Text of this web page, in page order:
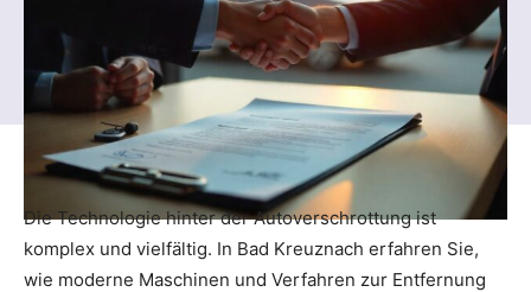
Die Technologie hinter der Autoverschrottung ist
komplex und vielfältig. In Bad Kreuznach erfahren Sie,
wie moderne Maschinen und Verfahren zur Entfernung